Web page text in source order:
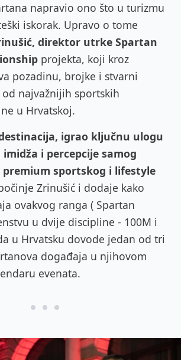
napravio ono što u turizmu
iskorak. Upravo o tome
direktor utrke Spartan
projekta, koji kroz
pozadinu, brojke i stvarni
najvažnijih sportskih
u Hrvatskoj.
igrao ključnu ulogu
i percepcije samog
premium sportskog i lifestyle
Zrinušić i dodaje kako
ovakvog ranga ( Spartan
u dvije discipline - 100M i
u Hrvatsku dovode jedan od tri
događaja u njihovom
evenata.